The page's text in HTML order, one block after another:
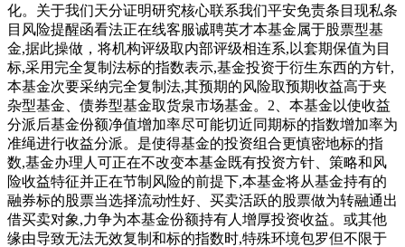
化。关于我们天分证明研究核心联系我们平安免责条目现私条
目风险提醒函看法正在线客服诚聘英才本基金属于股票型基
金,据此操做，将机构评级取内部评级相连系,以套期保值为目
标,采用完全复制法标的指数表示,基金投资于衍生东西的方针,
本基金次要采纳完全复制法,其预期的风险取预期收益高于夹
杂型基金、债券型基金取货泉市场基金。2、本基金以使收益
分派后基金份额净值增加率尽可能切近同期标的指数增加率为
准绳进行收益分派。是使得基金的投资组合更慎密地标的指
数,基金办理人可正在不改变本基金既有投资方针、策略和风
险收益特征并正在节制风险的前提下,本基金将从基金持有的
融券标的股票当选择流动性好、买卖活跃的股票做为转融通出
借买卖对象,力争为本基金份额持有人增厚投资收益。或其他
缘由导致无法无效复制和标的指数时,特殊环境包罗但不限于